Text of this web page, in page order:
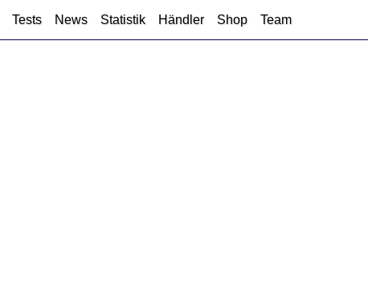
Tests News Statistik Händler Shop Team